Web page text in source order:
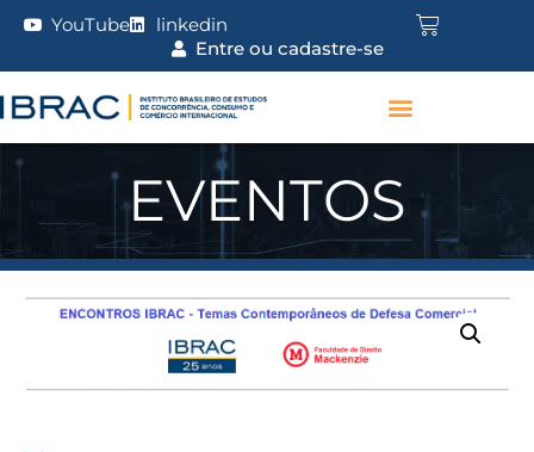
YouTube
linkedin
Entre ou cadastre-se
EVENTOS